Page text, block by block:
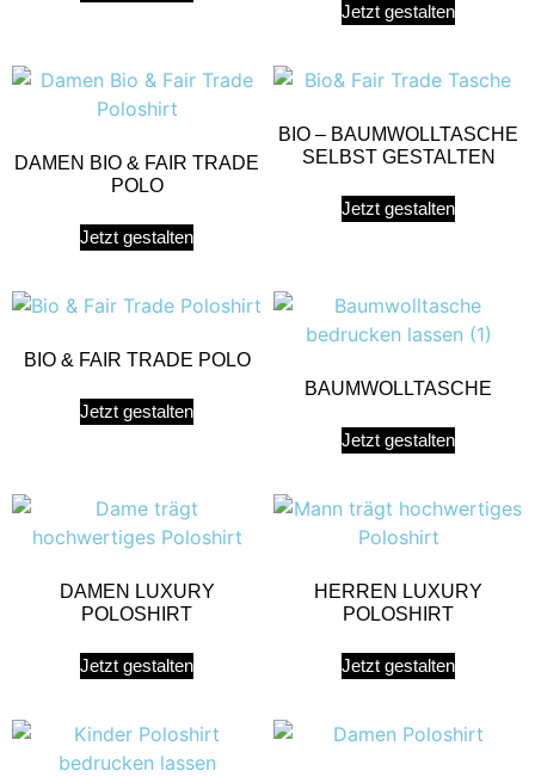
Jetzt gestalten
DAMEN BIO & FAIR TRADE
POLO
Jetzt gestalten
BIO – BAUMWOLLTASCHE
SELBST GESTALTEN
Jetzt gestalten
BIO & FAIR TRADE POLO
Jetzt gestalten
BAUMWOLLTASCHE
Jetzt gestalten
DAMEN LUXURY
POLOSHIRT
Jetzt gestalten
HERREN LUXURY
POLOSHIRT
Jetzt gestalten